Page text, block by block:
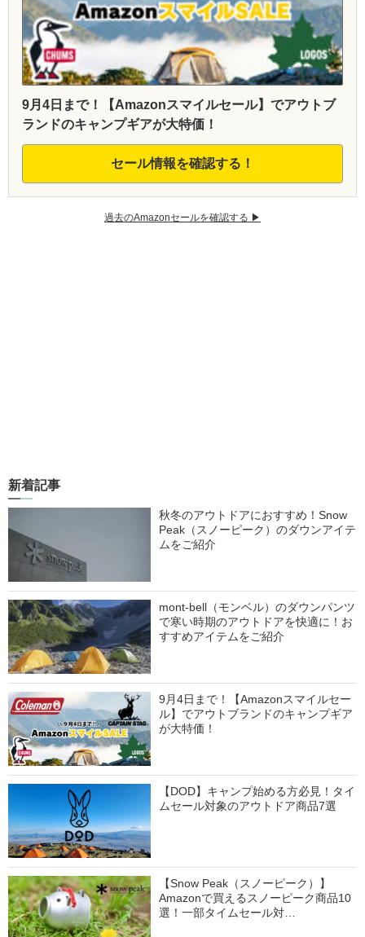
9月4日まで！【Amazonスマイルセール】でアウトブ
ランドのキャンプギアが大特価！
セール情報を確認する！
過去のAmazonセールを確認する ▶︎
新着記事
秋冬のアウトドアにおすすめ！Snow
Peak（スノーピーク）のダウンアイテ
ムをご紹介
mont-bell（モンベル）のダウンパンツ
で寒い時期のアウトドアを快適に！お
すすめアイテムをご紹介
9月4日まで！【Amazonスマイルセー
ル】でアウトブランドのキャンプギア
が大特価！
【DOD】キャンプ始める方必見！タイ
ムセール対象のアウトドア商品7選
【Snow Peak（スノーピーク）】
Amazonで買えるスノーピーク商品10
選！一部タイムセール対…